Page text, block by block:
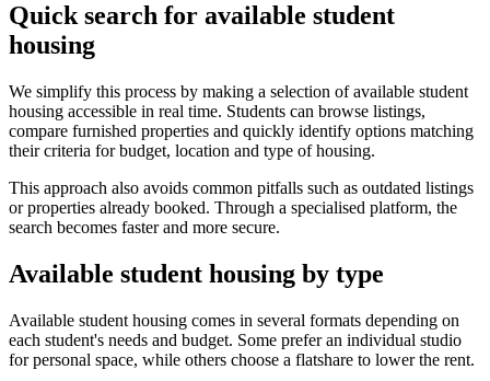
Quick search for available student
housing
We simplify this process by making a selection of available student
housing accessible in real time. Students can browse listings,
compare furnished properties and quickly identify options matching
their criteria for budget, location and type of housing.
This approach also avoids common pitfalls such as outdated listings
or properties already booked. Through a specialised platform, the
search becomes faster and more secure.
Available student housing by type
Available student housing comes in several formats depending on
each student's needs and budget. Some prefer an individual studio
for personal space, while others choose a flatshare to lower the rent.